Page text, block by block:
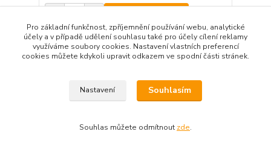
strana z 1
Pro základní funkčnost, zpříjemnění používání webu, analytické
účely a v případě udělení souhlasu také pro účely cílení reklamy
využíváme soubory cookies. Nastavení vlastních preferencí
cookies můžete kdykoli upravit odkazem ve spodní části stránek.
Nastavení Souhlasím
Souhlas můžete odmítnout zde.